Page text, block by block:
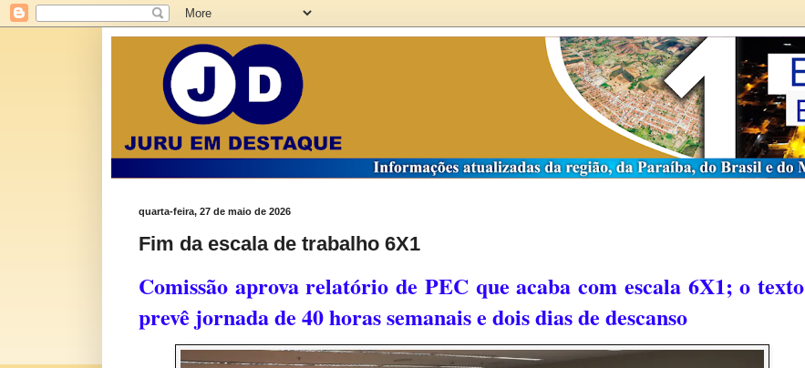
quarta-feira, 27 de maio de 2026
Fim da escala de trabalho 6X1
Comissão aprova relatório de PEC que acaba com escala 6X1; o texto
prevê jornada de 40 horas semanais e dois dias de descanso